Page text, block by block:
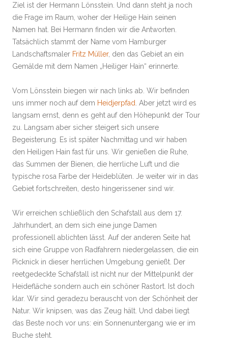
Ziel ist der Hermann Lönsstein. Und dann steht ja noch
die Frage im Raum, woher der Heilige Hain seinen
Namen hat. Bei Hermann finden wir die Antworten.
Tatsächlich stammt der Name vom Hamburger
Landschaftsmaler Fritz Müller, den das Gebiet an ein
Gemälde mit dem Namen „Heiliger Hain“ erinnerte.
Vom Lönsstein biegen wir nach links ab. Wir befinden
uns immer noch auf dem Heidjerpfad . Aber jetzt wird es
langsam ernst, denn es geht auf den Höhepunkt der Tour
zu. Langsam aber sicher steigert sich unsere
Begeisterung. Es ist später Nachmittag und wir haben
den Heiligen Hain fast für uns. Wir genießen die Ruhe,
das Summen der Bienen, die herrliche Luft und die
typische rosa Farbe der Heideblüten. Je weiter wir in das
Gebiet fortschreiten, desto hingerissener sind wir.
Wir erreichen schließlich den Schafstall aus dem 17.
Jahrhundert, an dem sich eine junge Damen
professionell ablichten lässt. Auf der anderen Seite hat
sich eine Gruppe von Radfahrern niedergelassen, die ein
Picknick in dieser herrlichen Umgebung genießt. Der
reetgedeckte Schafstall ist nicht nur der Mittelpunkt der
Heidefläche sondern auch ein schöner Rastort. Ist doch
klar. Wir sind geradezu berauscht von der Schönheit der
Natur. Wir knipsen, was das Zeug hält. Und dabei liegt
das Beste noch vor uns: ein Sonnenuntergang wie er im
Buche steht.